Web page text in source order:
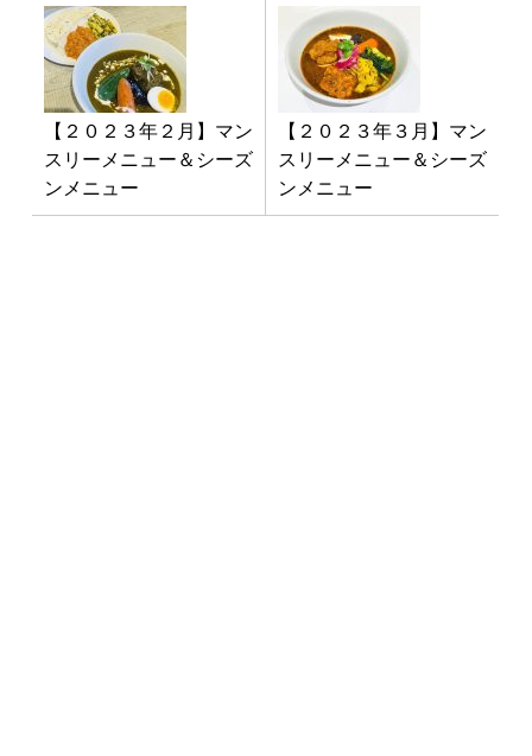
【２０２３年２月】マン
スリーメニュー＆シーズ
ンメニュー
【２０２３年３月】マン
スリーメニュー＆シーズ
ンメニュー